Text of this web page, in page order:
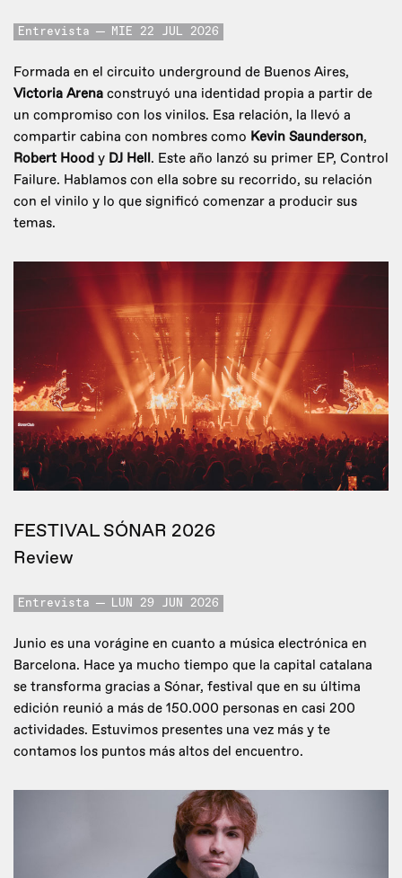
Entrevista MIE 22 JUL 2026
Formada en el circuito underground de Buenos Aires,
Victoria Arena construyó una identidad propia a partir de
un compromiso con los vinilos. Esa relación, la llevó a
compartir cabina con nombres como Kevin Saunderson,
Robert Hood y DJ Hell. Este año lanzó su primer EP, Control
Failure. Hablamos con ella sobre su recorrido, su relación
con el vinilo y lo que significó comenzar a producir sus
temas.
FESTIVAL SÓNAR 2026
Review
Entrevista LUN 29 JUN 2026
Junio es una vorágine en cuanto a música electrónica en
Barcelona. Hace ya mucho tiempo que la capital catalana
se transforma gracias a Sónar, festival que en su última
edición reunió a más de 150.000 personas en casi 200
actividades. Estuvimos presentes una vez más y te
contamos los puntos más altos del encuentro.